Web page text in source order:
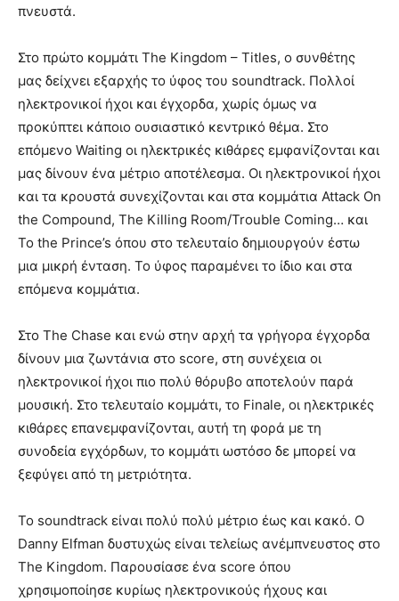
πνευστά.
Στο πρώτο κομμάτι The Kingdom – Titles, ο συνθέτης
μας δείχνει εξαρχής το ύφος του soundtrack. Πολλοί
ηλεκτρονικοί ήχοι και έγχορδα, χωρίς όμως να
προκύπτει κάποιο ουσιαστικό κεντρικό θέμα. Στο
επόμενο Waiting οι ηλεκτρικές κιθάρες εμφανίζονται και
μας δίνουν ένα μέτριο αποτέλεσμα. Οι ηλεκτρονικοί ήχοι
και τα κρουστά συνεχίζονται και στα κομμάτια Attack On
the Compound, The Killing Room/Trouble Coming… και
To the Prince’s όπου στο τελευταίο δημιουργούν έστω
μια μικρή ένταση. Το ύφος παραμένει το ίδιο και στα
επόμενα κομμάτια.
Στο The Chase και ενώ στην αρχή τα γρήγορα έγχορδα
δίνουν μια ζωντάνια στο score, στη συνέχεια οι
ηλεκτρονικοί ήχοι πιο πολύ θόρυβο αποτελούν παρά
μουσική. Στο τελευταίο κομμάτι, το Finale, οι ηλεκτρικές
κιθάρες επανεμφανίζονται, αυτή τη φορά με τη
συνοδεία εγχόρδων, το κομμάτι ωστόσο δε μπορεί να
ξεφύγει από τη μετριότητα.
Το soundtrack είναι πολύ πολύ μέτριο έως και κακό. Ο
Danny Elfman δυστυχώς είναι τελείως ανέμπνευστος στο
The Kingdom. Παρουσίασε ένα score όπου
χρησιμοποίησε κυρίως ηλεκτρονικούς ήχους και